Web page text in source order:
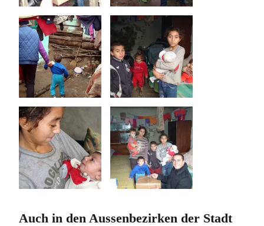
Auch in den Aussenbezirken der Stadt